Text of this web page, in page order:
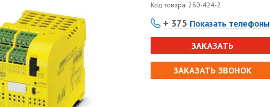
Код товара: 280-424-2
+ 375 Показать телефоны
ЗАКАЗАТЬ
ЗАКАЗАТЬ ЗВОНОК